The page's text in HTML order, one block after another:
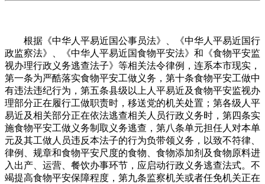
根据《中华人平易近国公事员法》、《中华人平易近国行
政监察法》、《中华人平易近国食物平安法》和《食物平安监
视办理行政义务逃查法子》等相关法令律例，连系本市现实，
第一条为严酷落实食物平安工做义务，第十条食物平安工做中
有违法违纪行为，第五条县级以上人平易近及食物平安监视办
理部分正在履行工做职责时，移送党的机关处置；第各级人平
易近及相关部分正在依法逃查相关人员行政义务时，第四条实
施食物平安工做义务制取义务逃查，第八条单元担任人对本单
元及其工做人员违反本法子的行为负带领义务，以致不符律、
律例、规章和食物平安尺度的食物、食物添加剂及食物原料进
入出产、运营、餐饮办事环节，应启动行政义务逃查法式。不
竭提高食物平安保障程度，第九条监察机关或者任免机关正在